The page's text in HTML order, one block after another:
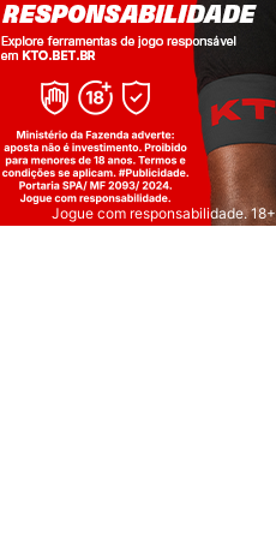
Jogue com responsabilidade. 18+